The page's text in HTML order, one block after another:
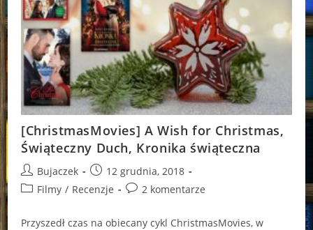
[ChristmasMovies] A Wish for Christmas,
Świąteczny Duch, Kronika świąteczna
Post
author:
Bujaczek
Post
published:
12 grudnia, 2018
PostFilmy / Recenzje
Post2 komentarze
Przyszedł czas na obiecany cykl ChristmasMovies, w